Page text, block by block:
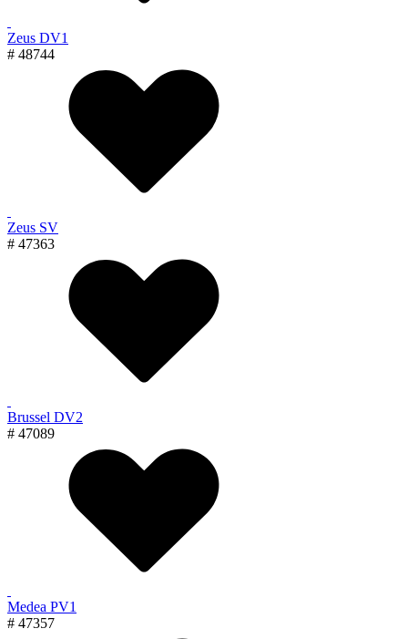
Zeus DV1
# 48744
Zeus SV
# 47363
Brussel DV2
# 47089
Medea PV1
# 47357